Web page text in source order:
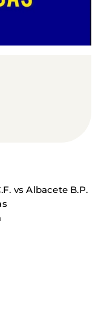
vs Albacete B.P.